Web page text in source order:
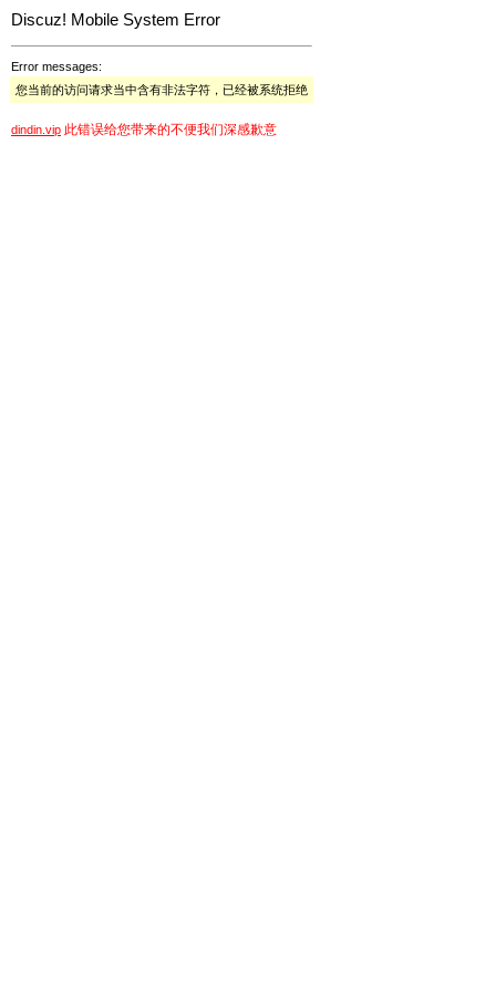
Discuz! Mobile System Error
Error messages:
您当前的访问请求当中含有非法字符，已经被系统拒绝
dindin.vip 此错误给您带来的不便我们深感歉意